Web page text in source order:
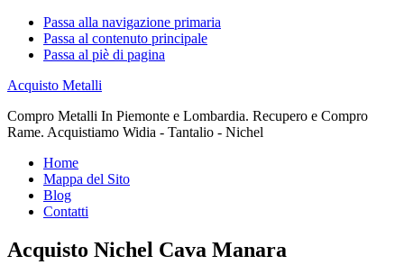
Passa alla navigazione primaria
Passa al contenuto principale
Passa al piè di pagina
Acquisto Metalli
Compro Metalli In Piemonte e Lombardia. Recupero e Compro
Rame. Acquistiamo Widia - Tantalio - Nichel
Home
Mappa del Sito
Blog
Contatti
Acquisto Nichel Cava Manara